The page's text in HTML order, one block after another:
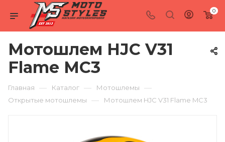
0
Мотошлем HJC V31
Flame MC3
Главная — Каталог — Мотошлемы —
Открытые мотошлемы — Мотошлем HJC V31 Flame MC3